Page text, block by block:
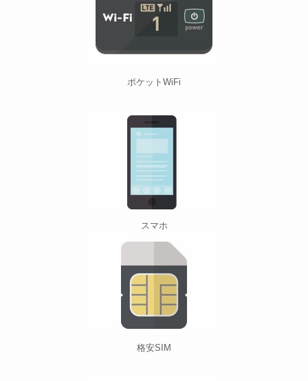
ポケットWiFi
スマホ
格安SIM